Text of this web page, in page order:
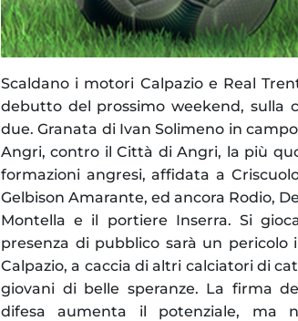
Scaldano i motori Calpazio e Real
debutto del prossimo weekend, sulla
due. Granata di Ivan Solimeno in
Angri, contro il Città di Angri, la più
formazioni angresi, affidata a
Gelbison Amarante, ed ancora Rodio,
Montella e il portiere Inserra. Si
presenza di pubblico sarà un pericolo
Calpazio, a caccia di altri calciatori di
giovani di belle speranze. La firma
difesa aumenta il potenziale, ma